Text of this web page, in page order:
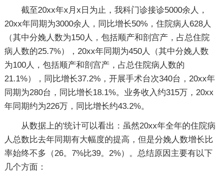
截至20xx年x月x日为止，我科门诊接诊5000余人，
20xx年同期为3000余人，同比增长50%，住院病人628人
（其中分娩人数为150人，包括顺产和剖宫产，占总住院
病人数的25.7%），20xx年同期为450人（其中分娩人数
为100人，包括顺产和剖宫产，占总住院病人数的
21.1%），同比增长37.2%，开展手术台次340台，20xx年
同期为280台，同比增长18.1%。业务收入约315万，20xx
年同期约为226万，同比增长约43.2%。
从数据上的'统计可以看出：虽然20xx年全年的住院病
人总数比去年同期有大幅度的提高，但是分娩人数增长比
率始终不多（26。7%比39。2%）。总结原因主要有以下
几个方面：